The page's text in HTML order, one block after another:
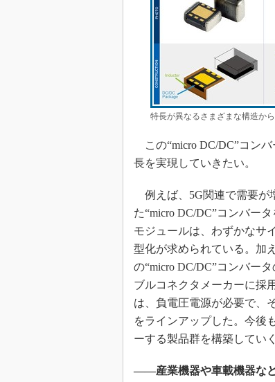
特長が異なるさまざまな構造か
この“micro DC/DC”コン
長を実現していきたい。
例えば、5G関連で需要が
た“micro DC/DC”コンバー
モジュールは、わずかなサ
型化が求められている。加
の“micro DC/DC”コンバー
ブルコネクタメーカーに採
は、負電圧電源が必要で、
をラインアップした。今後
ーする製品群を構築していく
――産業機器や車載機器な